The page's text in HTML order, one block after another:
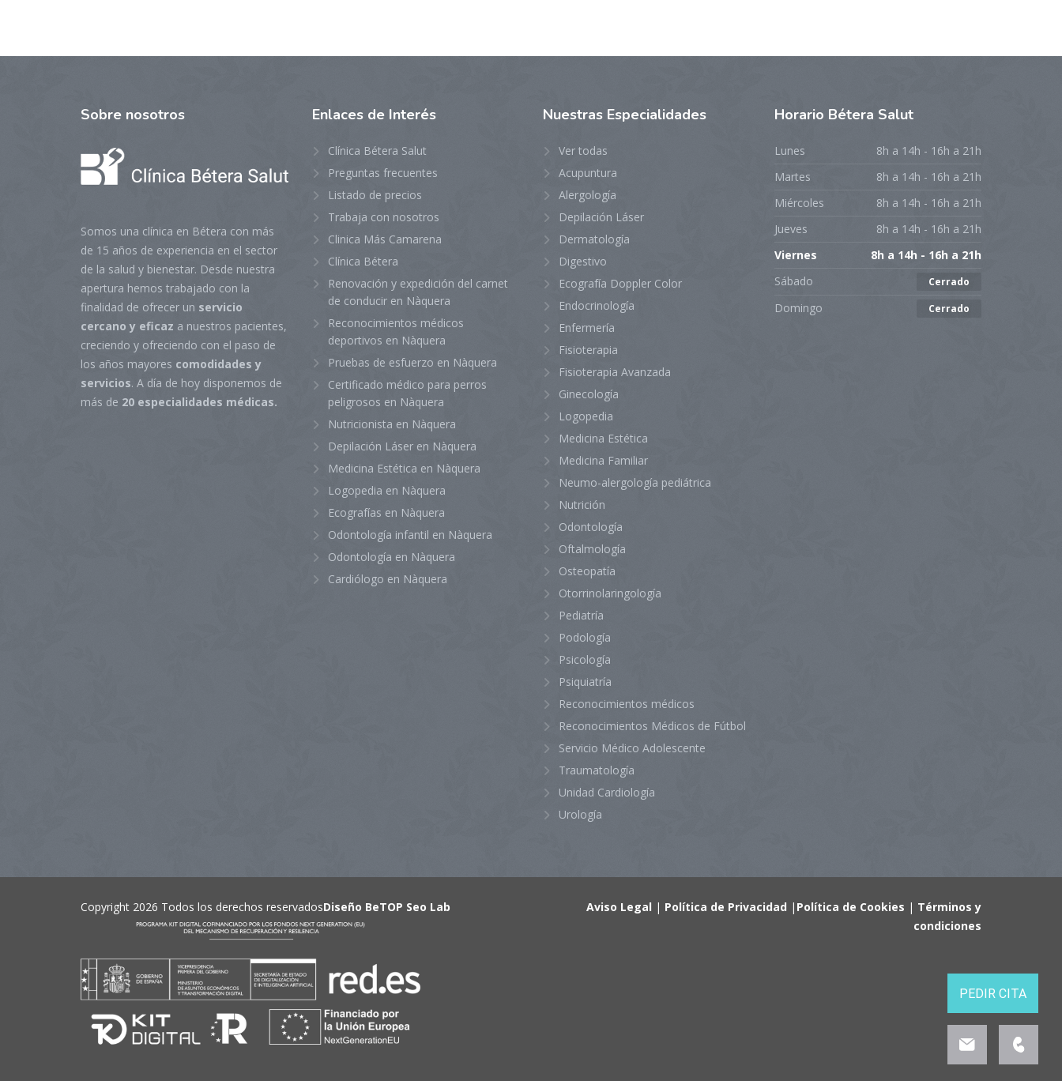
Sobre nosotros
Somos una clínica en Bétera con más
de 15 años de experiencia en el sector
de la salud y bienestar. Desde nuestra
apertura hemos trabajado con la
finalidad de ofrecer un servicio
cercano y eficaz a nuestros pacientes,
creciendo y ofreciendo con el paso de
los años mayores comodidades y
servicios. A día de hoy disponemos de
más de 20 especialidades médicas.
Enlaces de Interés
Clínica Bétera Salut
Preguntas frecuentes
Listado de precios
Trabaja con nosotros
Clinica Más Camarena
Clínica Bétera
Renovación y expedición del carnet
de conducir en Nàquera
Reconocimientos médicos
deportivos en Nàquera
Pruebas de esfuerzo en Nàquera
Certificado médico para perros
peligrosos en Nàquera
Nutricionista en Nàquera
Depilación Láser en Nàquera
Medicina Estética en Nàquera
Logopedia en Nàquera
Ecografías en Nàquera
Odontología infantil en Nàquera
Odontología en Nàquera
Cardiólogo en Nàquera
Nuestras Especialidades
Ver todas
Acupuntura
Alergología
Depilación Láser
Dermatología
Digestivo
Ecografía Doppler Color
Endocrinología
Enfermería
Fisioterapia
Fisioterapia Avanzada
Ginecología
Logopedia
Medicina Estética
Medicina Familiar
Neumo-alergología pediátrica
Nutrición
Odontología
Oftalmología
Osteopatía
Otorrinolaringología
Pediatría
Podología
Psicología
Psiquiatría
Reconocimientos médicos
Reconocimientos Médicos de Fútbol
Servicio Médico Adolescente
Traumatología
Unidad Cardiología
Urología
Horario Bétera Salut
Lunes
8h a 14h - 16h a 21h
Martes
8h a 14h - 16h a 21h
Miércoles
8h a 14h - 16h a 21h
Jueves
8h a 14h - 16h a 21h
Viernes
8h a 14h - 16h a 21h
Sábado
Cerrado
Domingo Cerrado
Copyright 2026 Todos los derechos reservadosDiseño BeTOP Seo Lab Aviso Legal | Política de Privacidad | Política de Cookies | Términos y
condiciones